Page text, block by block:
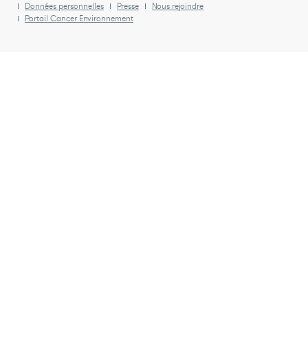
Données personnelles
Presse
Nous rejoindre
Portail Cancer Environnement